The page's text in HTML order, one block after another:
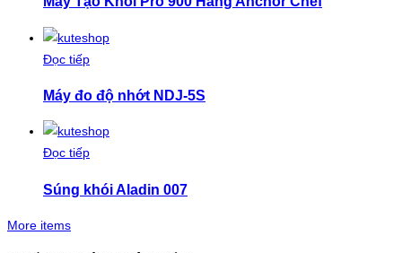
Đọc tiếp
Máy đo độ nhớt NDJ-5S
Đọc tiếp
Súng khói Aladin 007
More items